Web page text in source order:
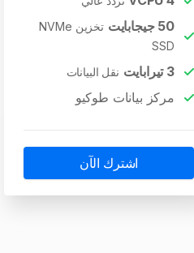
50 جيجابايت
تخزين NVMe
SSD
3 تيرابايت نقل البيانات
مركز بيانات طوكيو
اشترك الآن